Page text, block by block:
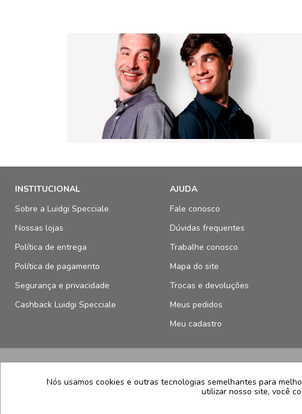
INSTITUCIONAL
Sobre a Luidgi Specciale
Nossas lojas
Política de entrega
Política de pagamento
Segurança e privacidade
Cashback Luidgi Specciale
AJUDA
Fale conosco
Dúvidas frequentes
Trabalhe conosco
Mapa do site
Trocas e devoluções
Meus pedidos
Meu cadastro
Nós usamos cookies e outras tecnologias semelhantes para
utilizar nosso site, você